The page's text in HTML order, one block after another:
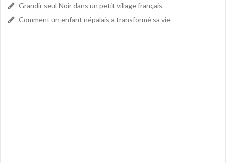
Grandir seul Noir dans un petit village français
Comment un enfant népalais a transformé sa vie